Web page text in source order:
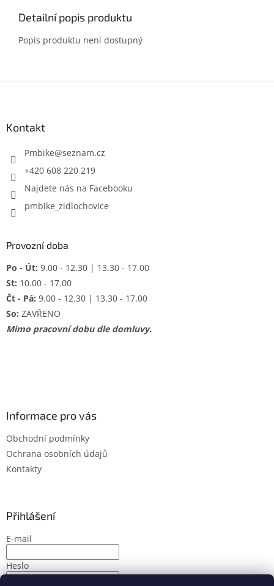
Detailní popis produktu
Popis produktu není dostupný
Kontakt
Pmbike@seznam.cz
+420 608 220 219
Najdete nás na Facebooku
pmbike_zidlochovice
Provozní doba
Po - Út: 9.00 - 12.30 | 13.30 - 17.00
St: 10.00 - 17.00
Čt - Pá: 9.00 - 12.30 | 13.30 - 17.00
So: ZAVŘENO
Mimo pracovní dobu dle domluvy.
Informace pro vás
Obchodní podmínky
Ochrana osobních údajů
Kontakty
Přihlášení
E-mail
Heslo